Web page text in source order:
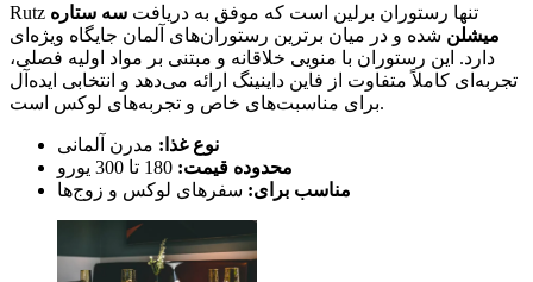
Rutz تنها رستوران برلین است که موفق به دریافت سه ستاره
میشلن شده و در میان برترین رستوران‌های آلمان جایگاه ویژه‌ای
دارد. این رستوران با منویی خلاقانه و مبتنی بر مواد اولیه فصلی،
تجربه‌ای کاملاً متفاوت از فاین داینینگ ارائه می‌دهد و انتخابی ایده‌آل
برای مناسبت‌های خاص و تجربه‌های لوکس است.
نوع غذا: مدرن آلمانی
محدوده قیمت:
مناسب برای: سفرهای لوکس و زوج‌ها